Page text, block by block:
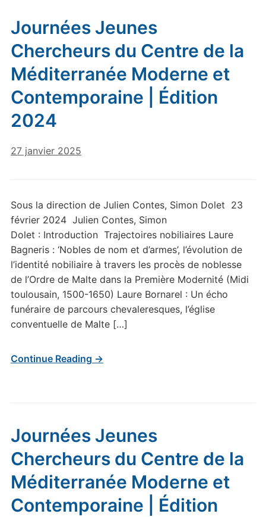
Journées Jeunes
Chercheurs du Centre de la
Méditerranée Moderne et
Contemporaine | Édition
2024
27 janvier 2025
Sous la direction de Julien Contes, Simon Dolet 23
février 2024 Julien Contes, Simon
Dolet : Introduction Trajectoires nobiliaires Laure
Bagneris : ‘Nobles de nom et d’armes’, l’évolution de
l’identité nobiliaire à travers les procès de noblesse
de l’Ordre de Malte dans la Première Modernité (Midi
toulousain, 1500-1650) Laure Bornarel : Un écho
funéraire de parcours chevaleresques, l’église
conventuelle de Malte […]
Continue Reading →
Journées Jeunes
Chercheurs du Centre de la
Méditerranée Moderne et
Contemporaine | Édition